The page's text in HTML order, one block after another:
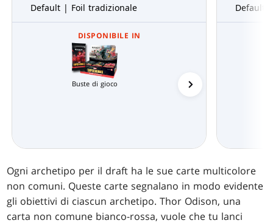
Default | Foil tradizionale
DISPONIBILE IN
Buste di gioco
Default
Ogni archetipo per il draft ha le sue carte multicolore
non comuni. Queste carte segnalano in modo evidente
gli obiettivi di ciascun archetipo. Thor Odison, una
carta non comune bianco-rossa, vuole che tu lanci